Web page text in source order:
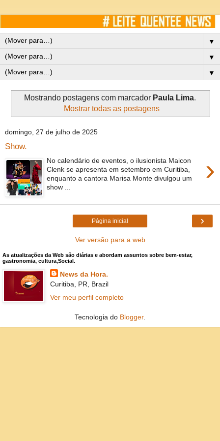
▼
▼
▼
Mostrando postagens com marcador Paula Lima.
Mostrar todas as postagens
domingo, 27 de julho de 2025
Show.
›
No calendário de eventos, o ilusionista Maicon
Clenk se apresenta em setembro em Curitiba,
enquanto a cantora Marisa Monte divulgou um
show ...
›
Página inicial
Ver versão para a web
As atualizações da Web são diárias e abordam assuntos sobre bem-estar,
gastronomia, cultura,Social.
News da Hora.
Curitiba, PR, Brazil
Ver meu perfil completo
Tecnologia do Blogger.